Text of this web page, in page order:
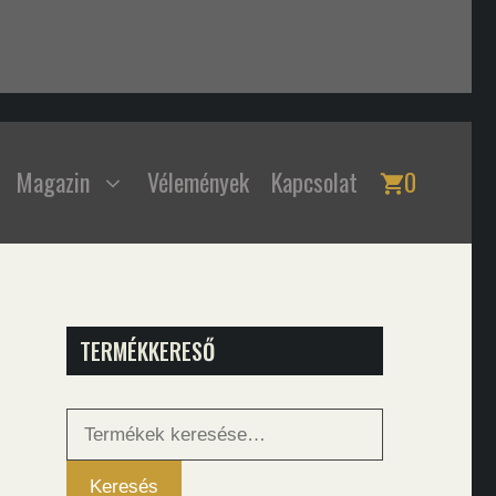
Magazin Vélemények Kapcsolat 0
TERMÉKKERESŐ
Keresés
Keresés